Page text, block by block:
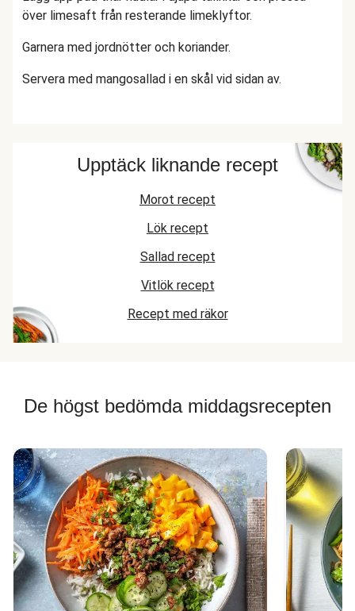
över limesaft från resterande limeklyftor.
Garnera med jordnötter och koriander.
Servera med mangosallad i en skål vid sidan av.
Upptäck liknande recept
Morot recept
Lök recept
Sallad recept
Vitlök recept
Recept med räkor
De högst bedömda middagsrecepten